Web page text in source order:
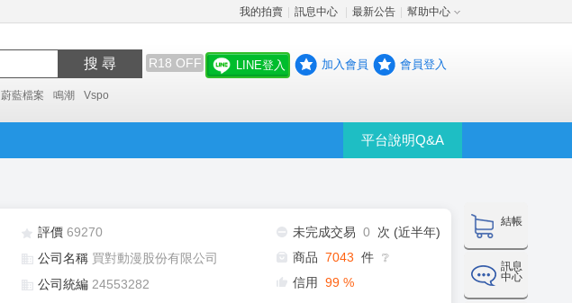
我的拍賣 訊息中心 最新公告 幫助中心
搜 尋 R18 OFF
蔚藍檔案 鳴潮 Vspo
LINE登入 加入會員 會員登入
平台說明Q&A
結帳
訊息
中心
評價 69270
公司名稱 買對動漫股份有限公司
公司統編 24553282
未完成交易 0
次 (近半年)
商品 7043 件 ❔
信用 99 %